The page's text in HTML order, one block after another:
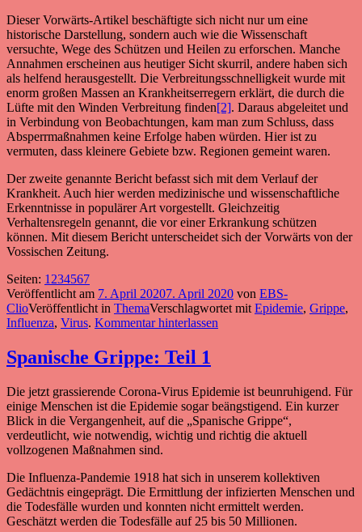
Dieser Vorwärts-Artikel beschäftigte sich nicht nur um eine
historische Darstellung, sondern auch wie die Wissenschaft
versuchte, Wege des Schützen und Heilen zu erforschen. Manche
Annahmen erscheinen aus heutiger Sicht skurril, andere haben sich
als helfend herausgestellt. Die Verbreitungsschnelligkeit wurde mit
enorm großen Massen an Krankheitserregern erklärt, die durch die
Lüfte mit den Winden Verbreitung finden[2]. Daraus abgeleitet und
in Verbindung von Beobachtungen, kam man zum Schluss, dass
Absperrmaßnahmen keine Erfolge haben würden. Hier ist zu
vermuten, dass kleinere Gebiete bzw. Regionen gemeint waren.
Der zweite genannte Bericht befasst sich mit dem Verlauf der
Krankheit. Auch hier werden medizinische und wissenschaftliche
Erkenntnisse in populärer Art vorgestellt. Gleichzeitig
Verhaltensregeln genannt, die vor einer Erkrankung schützen
können. Mit diesem Bericht unterscheidet sich der Vorwärts von der
Vossischen Zeitung.
Seiten: Seite
1 ,Seite
2,Seite
3,Seite
4,Seite
5,Seite
6,Seite
7
Veröffentlicht am 7. April 20207. April 2020 von EBS-
ClioVeröffentlicht in ThemaVerschlagwortet mit Epidemie, Grippe,
Influenza, Virus. Kommentar hinterlassen
Spanische Grippe: Teil 1
Die jetzt grassierende Corona-Virus Epidemie ist beunruhigend. Für
einige Menschen ist die Epidemie sogar beängstigend. Ein kurzer
Blick in die Vergangenheit, auf die „Spanische Grippe“,
verdeutlicht, wie notwendig, wichtig und richtig die aktuell
vollzogenen Maßnahmen sind.
Die Influenza-Pandemie 1918 hat sich in unserem kollektiven
Gedächtnis eingeprägt. Die Ermittlung der infizierten Menschen und
die Todesfälle wurden und konnten nicht ermittelt werden.
Geschätzt werden die Todesfälle auf 25 bis 50 Millionen.